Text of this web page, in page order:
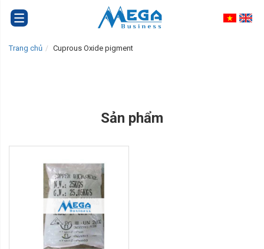
Trang chủ Cuprous Oxide pigment
Sản phẩm